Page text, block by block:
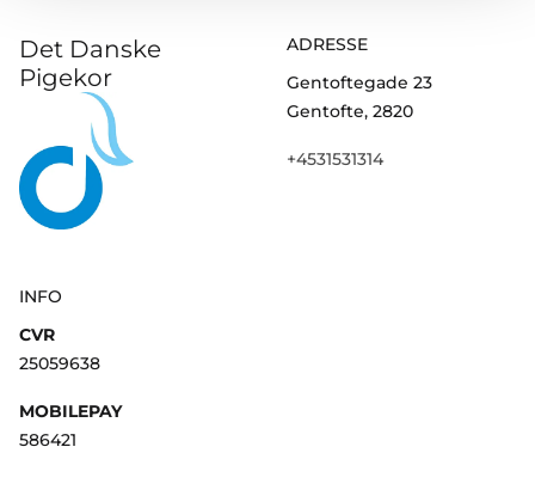
Det Danske
Pigekor
ADRESSE
Gentoftegade 23
Gentofte, 2820
+4531531314
INFO
CVR
25059638
MOBILEPAY
586421